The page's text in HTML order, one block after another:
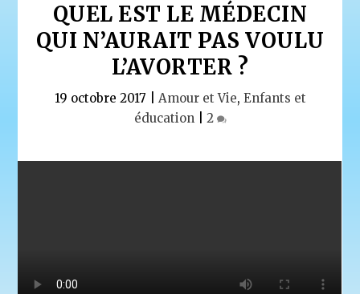
QUEL EST LE MÉDECIN
QUI N’AURAIT PAS VOULU
L’AVORTER ?
19 octobre 2017 Amour et Vie, Enfants et
éducation| 2